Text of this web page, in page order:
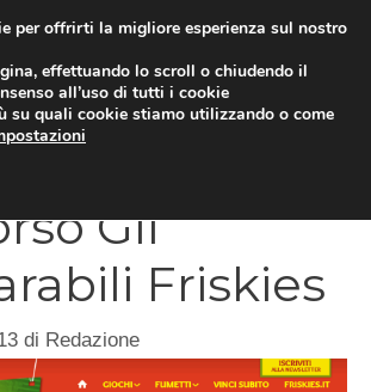
Gli
Friskies
di Redazione
per offrirti la migliore esperienza sul nostro
effettuando lo scroll o chiudendo il
all’uso di tutti i cookie
su quali cookie stiamo utilizzando o come